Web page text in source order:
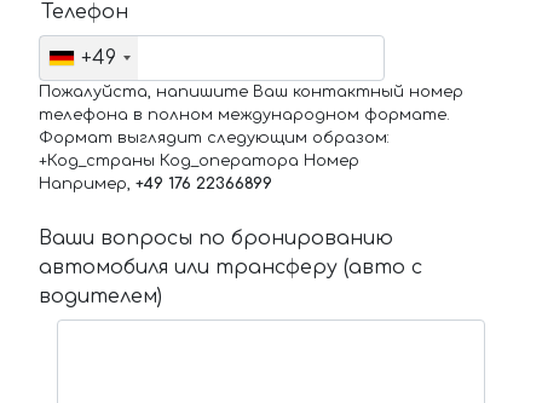
Телефон
+49
Пожалуйста, напишите Ваш контактный номер
телефона в полном международном формате.
Формат выглядит следующим образом:
+Код_страны Код_оператора Номер
Например, +49 176 22366899
Ваши вопросы по бронированию
автомобиля или трансферу (авто с
водителем)